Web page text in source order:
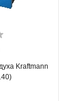
Kraftmann